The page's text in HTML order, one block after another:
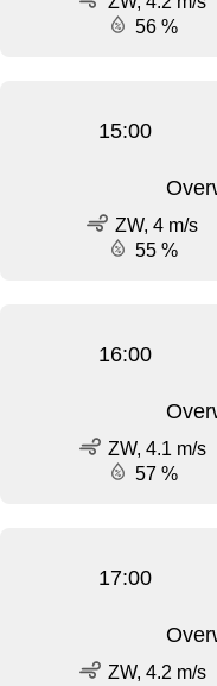
56 %
15:00
ZW, 4 m/s
55 %
16:00
ZW, 4.1 m/s
57 %
17:00
ZW, 4.2 m/s